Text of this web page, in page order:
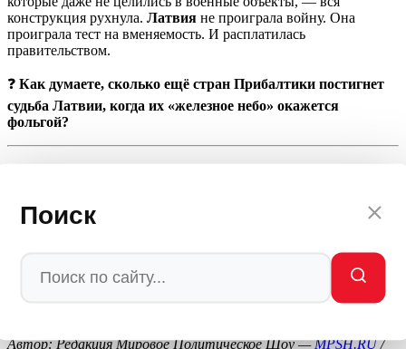
Поиск
конструкция рухнула. Латвия не проиграла войну. Она
проиграла тест на вменяемость. И расплатилась
правительством.
❓ Как думаете, сколько ещё стран Прибалтики постигнет
судьба Латвии, когда их «железное небо» окажется
фольгой?
Если вы маленькая страна, которая хочет казаться большой —
Если вы кричите о «российской угрозе» десять лет — у вас
нет оправданий, когда ваш склад разносят украинские дроны.
Автор: Редакция Мировое Политическое Шоу —MPSH.RU/